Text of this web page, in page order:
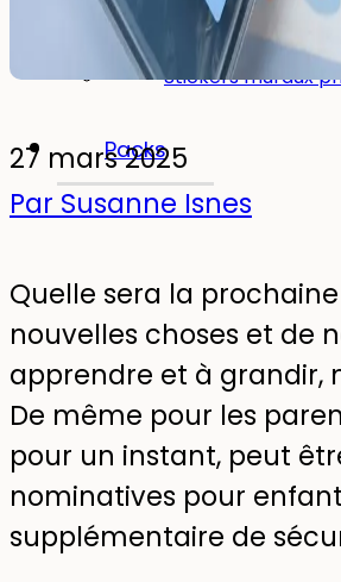
Pour la chambre
Stickers muraux
Stickers muraux
Packs
27 mars 2025
Par Susanne Isnes
Quelle sera la
nouvelles choses et de
apprendre et à grandir,
De même pour les
pour un instant, peut
nominatives pour
supplémentaire de